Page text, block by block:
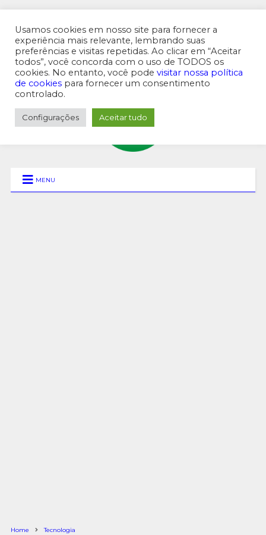
MENU SUPERIOR
MENU
Home Tecnologia
Usamos cookies em nosso site para fornecer a
experiência mais relevante, lembrando suas
preferências e visitas repetidas. Ao clicar em “Aceitar
todos”, você concorda com o uso de TODOS os
cookies. No entanto, você pode visitar nossa política
de cookies para fornecer um consentimento
controlado.
Configurações Aceitar tudo